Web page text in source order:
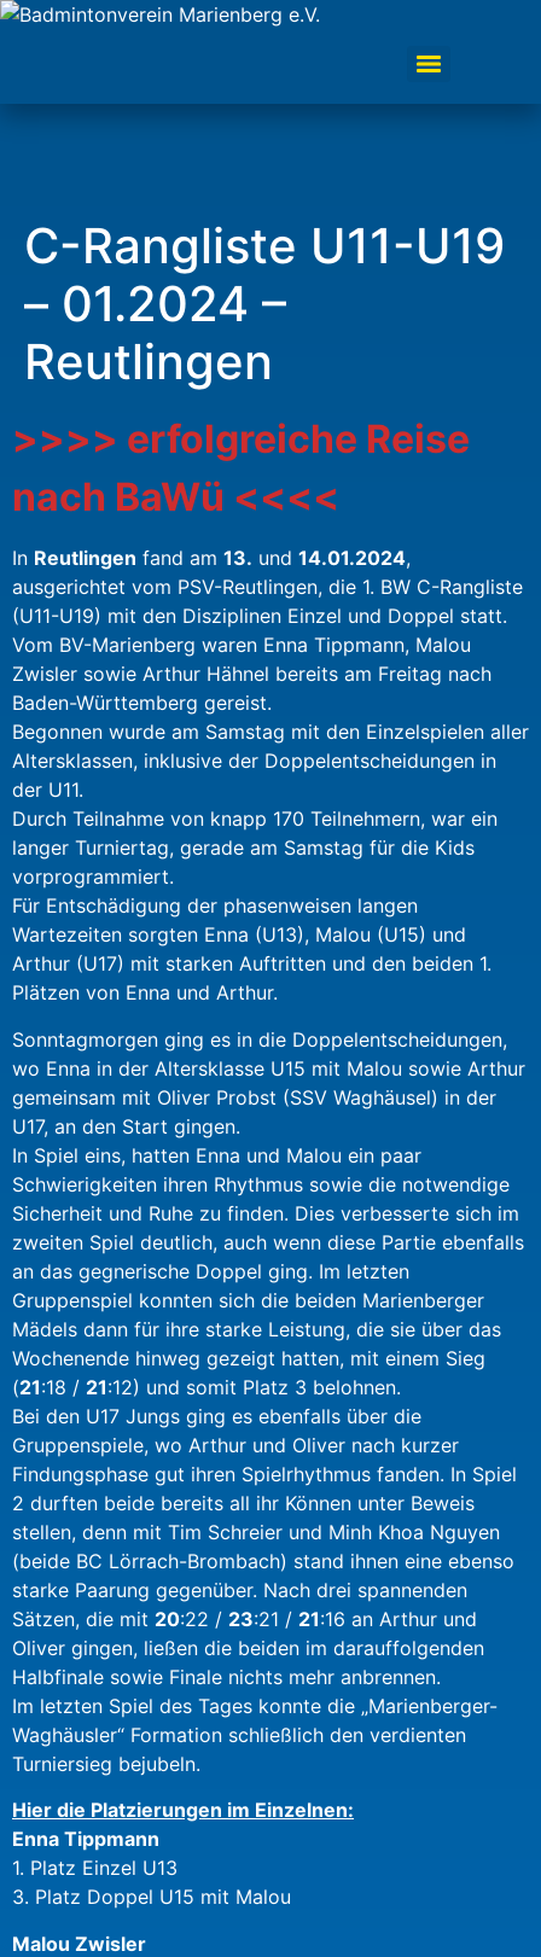
C-Rangliste U11-U19
– 01.2024 –
Reutlingen
>>>> erfolgreiche Reise
nach BaWü <<<<
In Reutlingen fand am 13. und 14.01.2024,
ausgerichtet vom PSV-Reutlingen, die 1. BW C-Rangliste
(U11-U19) mit den Disziplinen Einzel und Doppel statt.
Vom BV-Marienberg waren Enna Tippmann, Malou
Zwisler sowie Arthur Hähnel bereits am Freitag nach
Baden-Württemberg gereist.
Begonnen wurde am Samstag mit den Einzelspielen aller
Altersklassen, inklusive der Doppelentscheidungen in
der U11.
Durch Teilnahme von knapp 170 Teilnehmern, war ein
langer Turniertag, gerade am Samstag für die Kids
vorprogrammiert.
Für Entschädigung der phasenweisen langen
Wartezeiten sorgten Enna (U13), Malou (U15) und
Arthur (U17) mit starken Auftritten und den beiden 1.
Plätzen von Enna und Arthur.
Sonntagmorgen ging es in die Doppelentscheidungen,
wo Enna in der Altersklasse U15 mit Malou sowie Arthur
gemeinsam mit Oliver Probst (SSV Waghäusel) in der
U17, an den Start gingen.
In Spiel eins, hatten Enna und Malou ein paar
Schwierigkeiten ihren Rhythmus sowie die notwendige
Sicherheit und Ruhe zu finden. Dies verbesserte sich im
zweiten Spiel deutlich, auch wenn diese Partie ebenfalls
an das gegnerische Doppel ging. Im letzten
Gruppenspiel konnten sich die beiden Marienberger
Mädels dann für ihre starke Leistung, die sie über das
Wochenende hinweg gezeigt hatten, mit einem Sieg
(21:18 / 21:12) und somit Platz 3 belohnen.
Bei den U17 Jungs ging es ebenfalls über die
Gruppenspiele, wo Arthur und Oliver nach kurzer
Findungsphase gut ihren Spielrhythmus fanden. In Spiel
2 durften beide bereits all ihr Können unter Beweis
stellen, denn mit Tim Schreier und Minh Khoa Nguyen
(beide BC Lörrach-Brombach) stand ihnen eine ebenso
starke Paarung gegenüber. Nach drei spannenden
Sätzen, die mit 20:22 / 23:21 / 21:16 an Arthur und
Oliver gingen, ließen die beiden im darauffolgenden
Halbfinale sowie Finale nichts mehr anbrennen.
Im letzten Spiel des Tages konnte die „Marienberger-
Waghäusler“ Formation schließlich den verdienten
Turniersieg bejubeln.
Hier die Platzierungen im Einzelnen:
Enna Tippmann
1. Platz Einzel U13
3. Platz Doppel U15 mit Malou
Malou Zwisler